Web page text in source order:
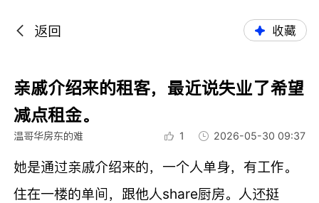
返回 收藏
亲戚介绍来的租客，最近说失业了希望
减点租金。
温哥华房东的难 1 2026-05-30 09:37
她是通过亲戚介绍来的，一个人单身，有工作。
住在一楼的单间，跟他人share厨房。人还挺